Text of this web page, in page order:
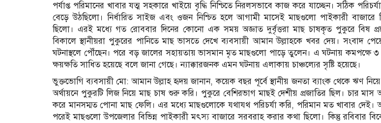
পর্যাপ্ত পরিমানের খাবার যত্ম সহকারে খাইয়ে বৃদ্ধি নিশ্চিতে নিরলসভাবে কাজ করে যাচ্ছেন। সঠিক
বেড়ে উঠছিলো। নির্ধারিত সাইজ এবং ওজন নিশ্চিত হলে আগামী মাসেই মাছগুলো পাইকারী বাজারে
ছিলো। এরই মধ্যে গত রোববার দিনের কোনো এক সময় অজ্ঞাত দুর্বৃত্তরা মাছ চাষকৃত পুকুরে বিষ
বিকালে স্থানীয়রা পুকুরের পানিতে মাছ ভাসতে দেখে ব্যবসায়ী আমান উল্লাহকে খবর দেয়। সংবাদ
ঘটনাস্থলে পৌঁছেন। পরে বড় জালের সহায়তায় ভাসমান মৃত মাছগুলো পাড়ে তুলেন। এ ঘটনায় কমপক্ষে ৩
ক্ষয়ক্ষতি সাধিত হয়েছে বলে জানা গেছে। ন্যাক্কারজনক এমন ঘটনায় এলাকায় চাঞ্চল্যের সৃষ্টি হয়েছে।
ভুক্তভোগি ব্যবসায়ী মো: আমান উল্লাহ হৃদয় জানান, কয়েক বছর পূর্বে স্থানীয় জনতা ব্যাংক থেকে ঋণ
অর্থায়নে পুকুরটি লিজ নিয়ে মাছ চাষ শুরু করি। পুকুরে বেশিরভাগ মাছই দেশীয় প্রজাতির ছিল। চার
করে মানসম্মত পোনা মাছ ফেলি। এর মধ্যে মাছগুলোকে যথাযথ পরিচর্যা করি, পরিমান মত খাবার দেই।
পরেই মাছগুলো উপজেলার বিভিন্ন পাইকারী মৎস্য বাজারে সরবরাহ করার কথা ছিলো। কিন্তু রবিবার